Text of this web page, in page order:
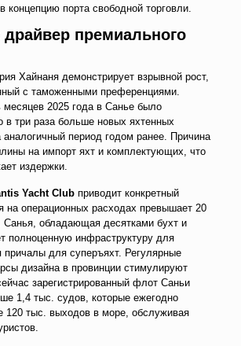
порта свободной торговли.
драйвер премиального
Хайнаня демонстрирует взрывной рост,
с таможенными преференциями.
месяцев 2025 года в Санье было
в три раза больше новых яхтенных
период годом ранее. Причина
на импорт яхт и комплектующих, что
издержки.
Yacht Clubприводит конкретный
на операционных расходах превышает 20
обладающая десятками бухт и
полноценную инфраструктуру для
причалы для суперъяхт. Регулярные
дизайна в провинции стимулируют
зарегистрированный флот Саньи
1,4 тыс. судов, которые ежегодно
120 тыс. выходов в море, обслуживая